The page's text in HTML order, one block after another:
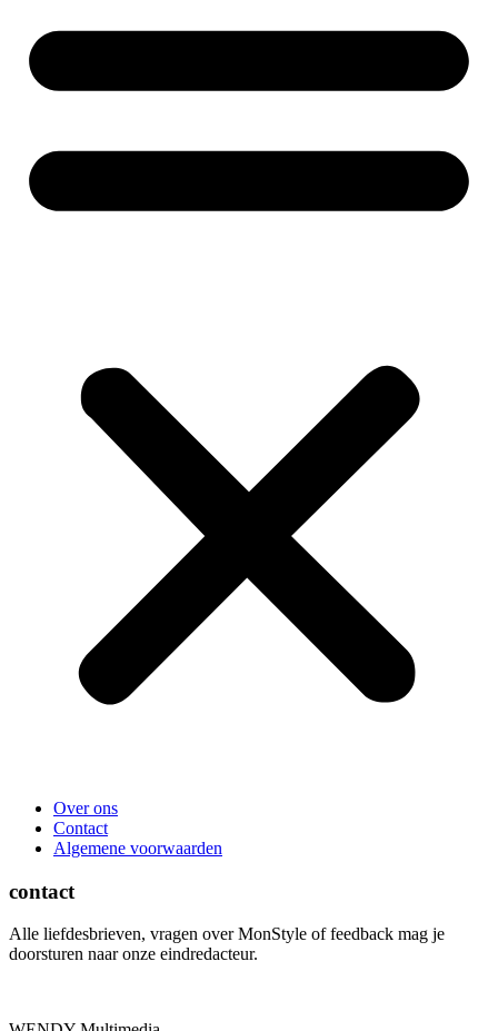
Over ons
Contact
Algemene voorwaarden
contact
Alle liefdesbrieven, vragen over MonStyle of feedback mag je
doorsturen naar onze eindredacteur.